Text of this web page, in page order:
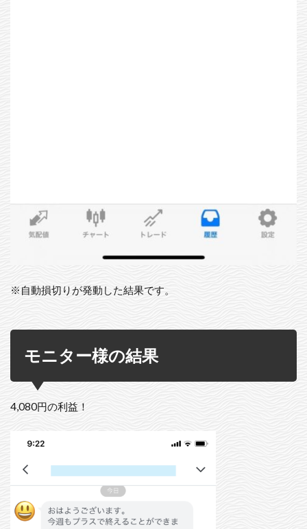
※自動損切りが発動した結果です。
モニター様の結果
4,080円の利益！